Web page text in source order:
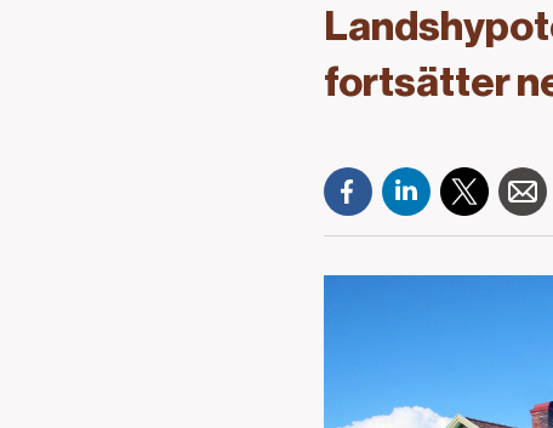
fortsätter